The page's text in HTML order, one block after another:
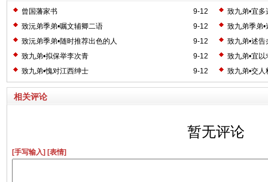
9-12
曾国藩家书
致九弟•宜多
9-12
致沅弟季弟•嘱文辅卿二语
致九弟季弟
9-12
致沅弟季弟•随时推荐出色的人
致九弟•述
9-12
致九弟•拟保举李次青
致九弟•宜
9-12
致九弟•愧对江西绅士 致九弟•交人
相关评论
暂无评论
[手写输入] [表情]